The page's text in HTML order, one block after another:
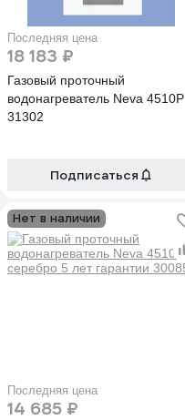
Последняя цена
18 183 ₽
Газовый проточный
водонагреватель Neva 4510Р
31302
Подписаться
Нет в наличии
Последняя цена
14 685 ₽